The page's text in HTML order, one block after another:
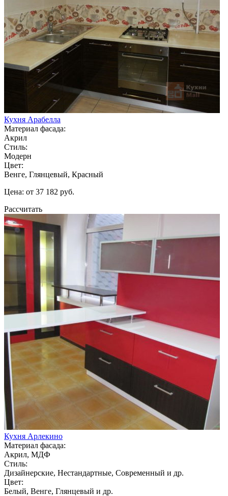
Кухня Арабелла
Материал фасада:
Акрил
Стиль:
Модерн
Цвет:
Венге, Глянцевый, Красный
Цена: от 37 182 руб.
Рассчитать
Кухня Арлекино
Материал фасада:
Акрил, МДФ
Стиль:
Дизайнерские, Нестандартные, Современный и др.
Цвет:
Белый, Венге, Глянцевый и др.